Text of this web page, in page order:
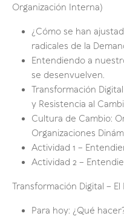
Organización Interna)
¿Cómo se han
radicales de la
Entendiendo a
se desenvuelven.
Transformación
y Resistencia al
Cultura de Cambio:
Organizaciones
Actividad 1 –
Actividad 2 –
Transformación Digital –
Para hoy: ¿Qué